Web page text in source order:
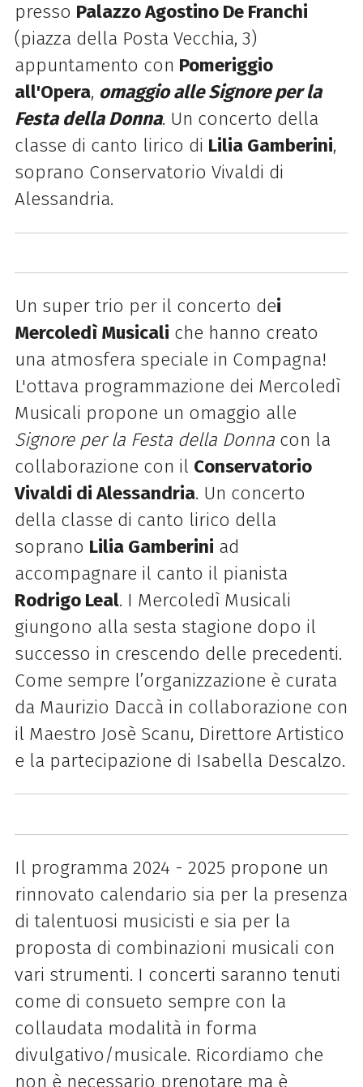
presso Palazzo Agostino De Franchi
(piazza della Posta Vecchia, 3)
appuntamento con Pomeriggio
all'Opera, omaggio alle Signore per la
Festa della Donna. Un concerto della
classe di canto lirico di Lilia Gamberini,
soprano Conservatorio Vivaldi di
Alessandria.
Un super trio per il concerto dei
Mercoledì Musicali che hanno creato
una atmosfera speciale in Compagna!
L'ottava programmazione dei Mercoledì
Musicali propone un omaggio alle
Signore per la Festa della Donnacon la
collaborazione con il Conservatorio
Vivaldi di Alessandria. Un concerto
della classe di canto lirico della
soprano Lilia Gamberini ad
accompagnare il canto il pianista
Rodrigo Leal. I Mercoledì Musicali
giungono alla sesta stagione dopo il
successo in crescendo delle precedenti.
Come sempre l’organizzazione è curata
da Maurizio Daccà in collaborazione con
il Maestro Josè Scanu, Direttore Artistico
e la partecipazione di Isabella Descalzo.
Il programma 2024 - 2025 propone un
rinnovato calendario sia per la presenza
di talentuosi musicisti e sia per la
proposta di combinazioni musicali con
vari strumenti. I concerti saranno tenuti
come di consueto sempre con la
collaudata modalità in forma
divulgativo/musicale. Ricordiamo che
non è necessario prenotare ma è